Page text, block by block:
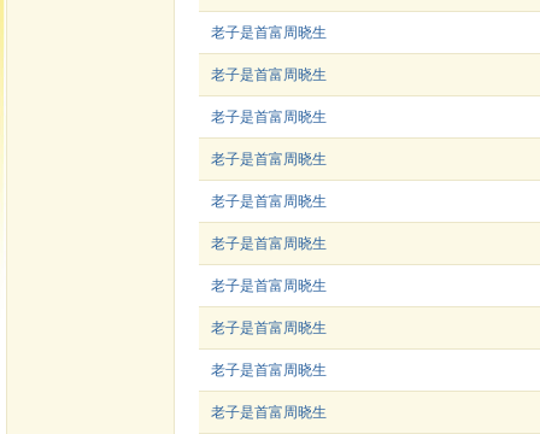
老子是首富周晓生
老子是首富周晓生
老子是首富周晓生
老子是首富周晓生
老子是首富周晓生
老子是首富周晓生
老子是首富周晓生
老子是首富周晓生
老子是首富周晓生
老子是首富周晓生